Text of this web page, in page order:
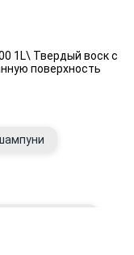
1L\ Твердый воск с
поверхность